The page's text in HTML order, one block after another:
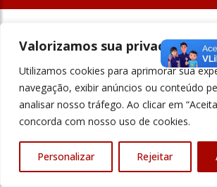
Valorizamos sua privacidade
Utilizamos cookies para aprimorar sua
navegação, exibir anúncios ou conteúdo
analisar nosso tráfego. Ao clicar em
concorda com nosso uso de cookies.
Personalizar Rejeitar